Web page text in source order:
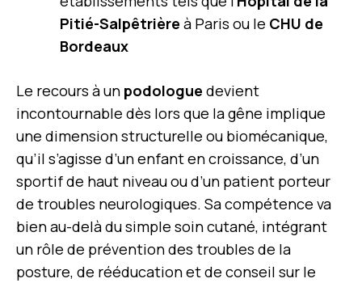
Pitié-Salpêtrière à Paris ou le CHU de
Bordeaux
Le recours à un podologue devient
incontournable dès lors que la gêne implique
une dimension structurelle ou biomécanique,
qu’il s’agisse d’un enfant en croissance, d’un
sportif de haut niveau ou d’un patient porteur
de troubles neurologiques. Sa compétence va
bien au-delà du simple soin cutané, intégrant
un rôle de prévention des troubles de la
posture, de rééducation et de conseil sur le